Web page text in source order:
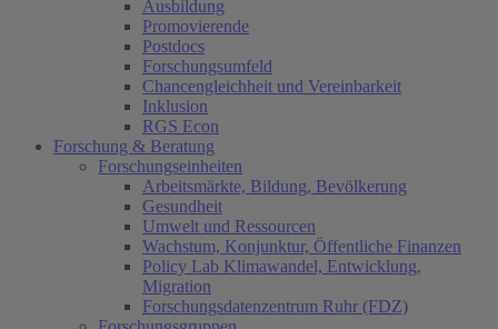
Ausbildung
Promovierende
Postdocs
Forschungsumfeld
Chancengleichheit und Vereinbarkeit
Inklusion
RGS Econ
Forschung & Beratung
Forschungseinheiten
Arbeitsmärkte, Bildung, Bevölkerung
Gesundheit
Umwelt und Ressourcen
Wachstum, Konjunktur, Öffentliche Finanzen
Policy Lab Klimawandel, Entwicklung,
Migration
Forschungsdatenzentrum Ruhr (FDZ)